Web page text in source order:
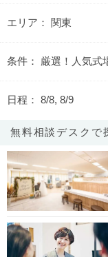
エリア： 関東
条件： 厳選！人気式
日程： 8/8, 8/9
無料相談デスクで